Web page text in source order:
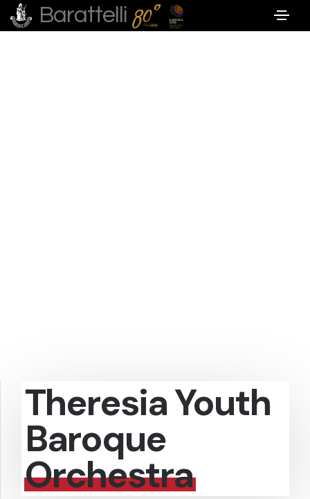
Barattelli
Theresia Youth
Baroque
Orchestra